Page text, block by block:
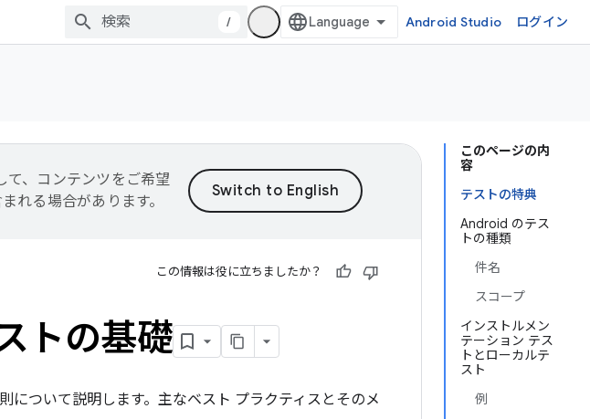
/ Android Studio ログイン
このページの内
容
テストの特典
Android のテス
トの種類
件名
スコープ
インストルメン
テーション テス
トとローカルテ
スト
例
、コンテンツをご希望
れる場合があります。
この情報は役に立ちましたか？
トの基礎
について説明します。主なベスト プラクティスとそのメ